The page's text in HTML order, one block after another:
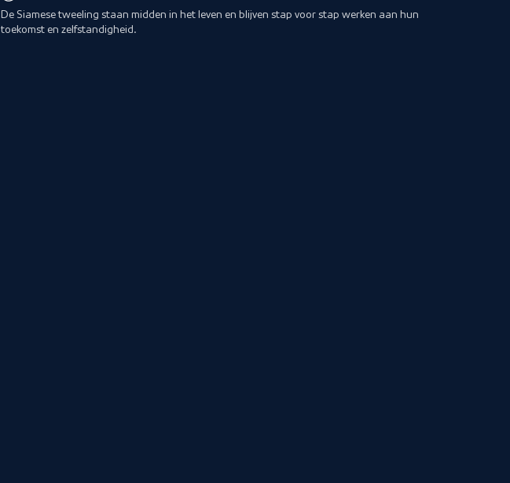
De Siamese tweeling staan midden in het leven en blijven stap voor stap werken aan hun
toekomst en zelfstandigheid.